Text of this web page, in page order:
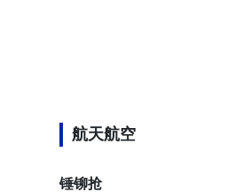
航天航空
锤铆抢